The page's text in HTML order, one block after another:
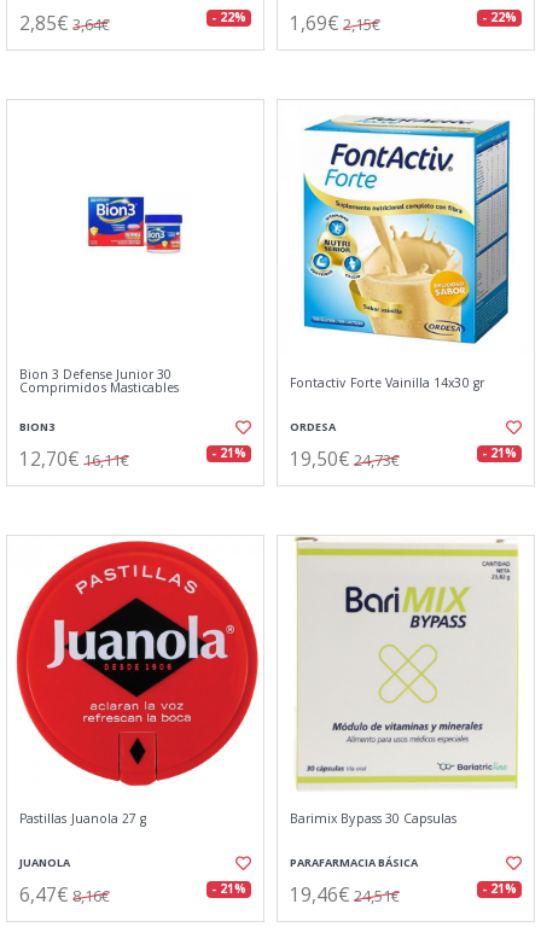
2,85€ 3,64€ - 22% 1,69€ 2,15€ - 22%
Bion 3 Defense Junior 30
Comprimidos Masticables
BION3
12,70€ 16,11€ - 21%
Fontactiv Forte Vainilla 14x30 gr
ORDESA
19,50€ 24,73€ - 21%
Pastillas Juanola 27 g
JUANOLA
6,47€ 8,16€ - 21%
Barimix Bypass 30 Capsulas
PARAFARMACIA BÁSICA
19,46€ 24,51€ - 21%